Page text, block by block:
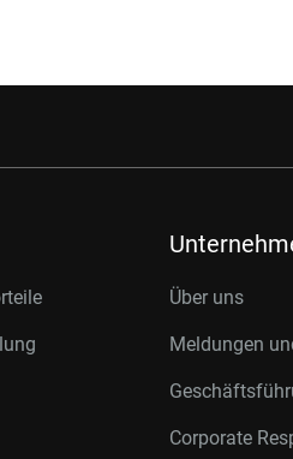
Über uns
Meldungen
Corporate